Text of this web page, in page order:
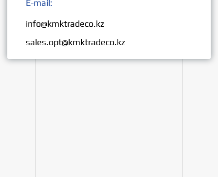
E-mail:
info@kmktradeco.kz
sales.opt@kmktradeco.kz